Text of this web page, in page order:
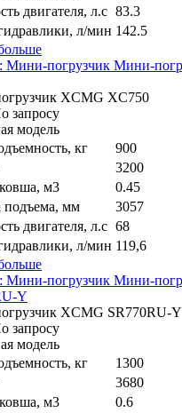
двигателя, л.с 83.3
л/мин 142.5
XCMG XC750
запросу
модель
кг
900
3200
м3
0.45
подъема, мм
3057
двигателя, л.с 68
л/мин 119,6
XCMG SR770RU-Y
запросу
модель
кг
1300
3680
м3
0.6